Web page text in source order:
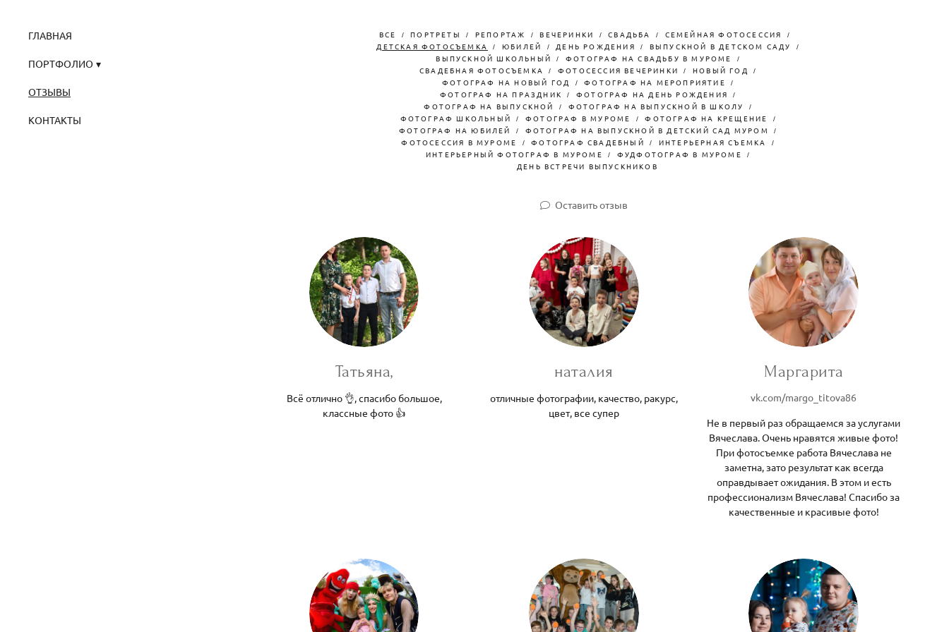
ГЛАВНАЯ
ПОРТФОЛИО
ОТЗЫВЫ
КОНТАКТЫ
ВСЕ ПОРТРЕТЫ РЕПОРТАЖ ВЕЧЕРИНКИ СВАДЬБА
СЕМЕЙНАЯ ФОТОСЕССИЯ
ДЕТСКАЯ ФОТОСЪЕМКА
ЮБИЛЕЙ ДЕНЬ РОЖДЕНИЯ
ВЫПУСКНОЙ В ДЕТСКОМ САДУ
ВЫПУСКНОЙ ШКОЛЬНЫЙ
ФОТОГРАФ НА СВАДЬБУ В МУРОМЕ
СВАДЕБНАЯ ФОТОСЪЕМКА
ФОТОСЕССИЯ ВЕЧЕРИНКИ
НОВЫЙ ГОД
ФОТОГРАФ НА НОВЫЙ ГОД
ФОТОГРАФ НА МЕРОПРИЯТИЕ
ФОТОГРАФ НА ПРАЗДНИК
ФОТОГРАФ НА ДЕНЬ РОЖДЕНИЯ
ФОТОГРАФ НА ВЫПУСКНОЙ
ФОТОГРАФ НА ВЫПУСКНОЙ В ШКОЛУ
ФОТОГРАФ ШКОЛЬНЫЙ
ФОТОГРАФ В МУРОМЕ
ФОТОГРАФ НА КРЕЩЕНИЕ
ФОТОГРАФ НА ЮБИЛЕЙ
ФОТОГРАФ НА ВЫПУСКНОЙ В ДЕТСКИЙ САД МУРОМ
ФОТОСЕССИЯ В МУРОМЕ
ФОТОГРАФ СВАДЕБНЫЙ
ИНТЕРЬЕРНАЯ СЪЕМКА
ИНТЕРЬЕРНЫЙ ФОТОГРАФ В МУРОМЕ
ФУДФОТОГРАФ В МУРОМЕ
ДЕНЬ ВСТРЕЧИ ВЫПУСКНИКОВ
Оставить отзыв
Татьяна,
Всё отлично 👌, спасибо большое,
классные фото 👍
наталия
отличные фотографии, качество, ракурс,
цвет, все супер
Маргарита
vk.com/margo_titova86
Не в первый раз обращаемся за услугами
Вячеслава. Очень нравятся живые фото!
При фотосъемке работа Вячеслава не
заметна, зато результат как всегда
оправдывает ожидания. В этом и есть
профессионализм Вячеслава! Спасибо за
качественные и красивые фото!